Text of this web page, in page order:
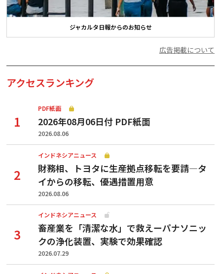
ジャカルタ日報からのお知らせ
広告掲載について
アクセスランキング
PDF紙面
2026年08月06日付 PDF紙面
2026.08.06
インドネシアニュース
財務相、トヨタに生産拠点移転を要請—タ
イからの移転、優遇措置用意
2026.08.06
インドネシアニュース
畜産業を「清潔な水」で救えーパナソニッ
クの浄化装置、実験で効果確認
2026.07.29